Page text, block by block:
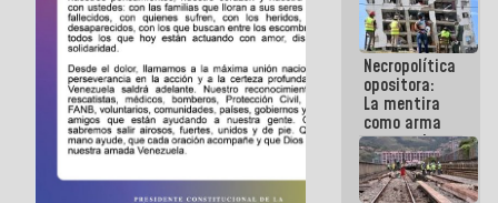
optimizar
manejo de
escombros
en La Guaira
Necropolítica
opositora:
La mentira
como arma
contra el
Pueblo